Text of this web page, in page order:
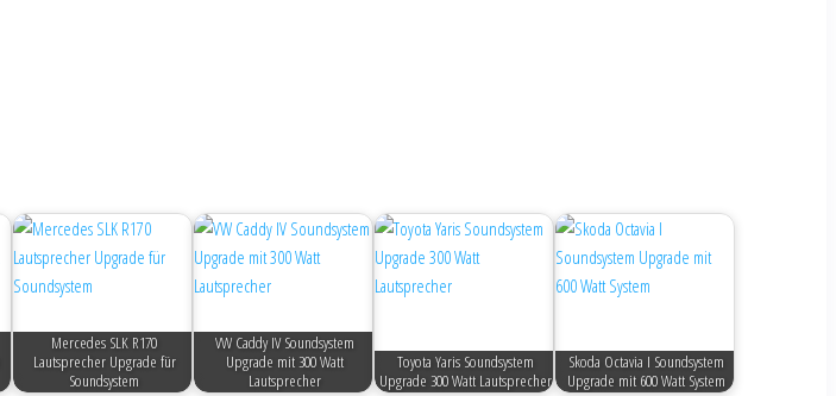
Mercedes SLK R170
Lautsprecher Upgrade für
Soundsystem
VW Caddy IV Soundsystem
Upgrade mit 300 Watt
Lautsprecher
Toyota Yaris Soundsystem
Upgrade 300 Watt Lautsprecher
Skoda Octavia I Soundsystem
Upgrade mit 600 Watt System